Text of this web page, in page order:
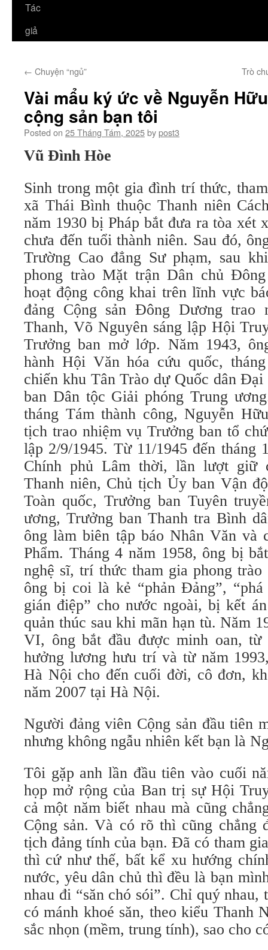
Tác
giả
← Chuyện “ngủ” Trò
Vài mẩu ký ức về Nguyễn
cộng sản bạn tôi
Posted on 25 Tháng Tám, 2025bypost3
Vũ Đình Hòe
Sinh trong một gia đình trí thức,
xã Thái Bình thuộc Thanh niên
năm 1930 bị Pháp bắt đưa ra tòa xét
chưa đến tuổi thành niên. Sau đó,
Trường Cao đẳng Sư phạm, sau
phong trào Mặt trận Dân chủ
hoạt động công khai trên lĩnh vực
đảng Cộng sản Đông Dương trao
Thanh, Võ Nguyên sáng lập Hội
Trưởng ban mở lớp. Năm 1943,
hành Hội Văn hóa cứu quốc,
chiến khu Tân Trào dự Quốc dân
ban Dân tộc Giải phóng Trung
tháng Tám thành công, Nguyễn
tịch trao nhiệm vụ Trưởng ban tổ
lập 2/9/1945. Từ 11/1945 đến tháng
Chính phủ Lâm thời, lần lượt giữ
Thanh niên, Chủ tịch Ủy ban Vận
Toàn quốc, Trưởng ban Tuyên
ương, Trưởng ban Thanh tra Bình
ông làm biên tập báo Nhân Văn và
Phẩm. Tháng 4 năm 1958, ông bị
nghệ sĩ, trí thức tham gia phong
ông bị coi là kẻ “phản Đảng”,
gián điệp” cho nước ngoài, bị kết
quản thúc sau khi mãn hạn tù. Năm
VI, ông bắt đầu được minh oan, từ
hưởng lương hưu trí và từ năm
Hà Nội cho đến cuối đời, cô đơn,
năm 2007 tại Hà Nội.
Người đảng viên Cộng sản đầu tiên
nhưng không ngẫu nhiên kết bạn là
Tôi gặp anh lần đầu tiên vào cuối
họp mở rộng của Ban trị sự Hội
cả một năm biết nhau mà cũng
Cộng sản. Và có rõ thì cũng chẳng
tịch đảng tính của bạn. Đã có tham
thì cứ như thế, bất kể xu hướng
nước, yêu dân chủ thì đều là bạn
nhau đi “săn chó sói”. Chỉ quý nhau,
có mánh khoé săn, theo kiểu Thanh
sắc nhọn (mềm, trung tính), sao cho